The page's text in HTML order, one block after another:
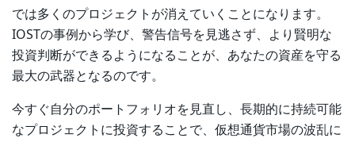
では多くのプロジェクトが消えていくことになります。
IOSTの事例から学び、警告信号を見逃さず、より賢明な
投資判断ができるようになることが、あなたの資産を守る
最大の武器となるのです。
今すぐ自分のポートフォリオを見直し、長期的に持続可能
なプロジェクトに投資することで、仮想通貨市場の波乱に